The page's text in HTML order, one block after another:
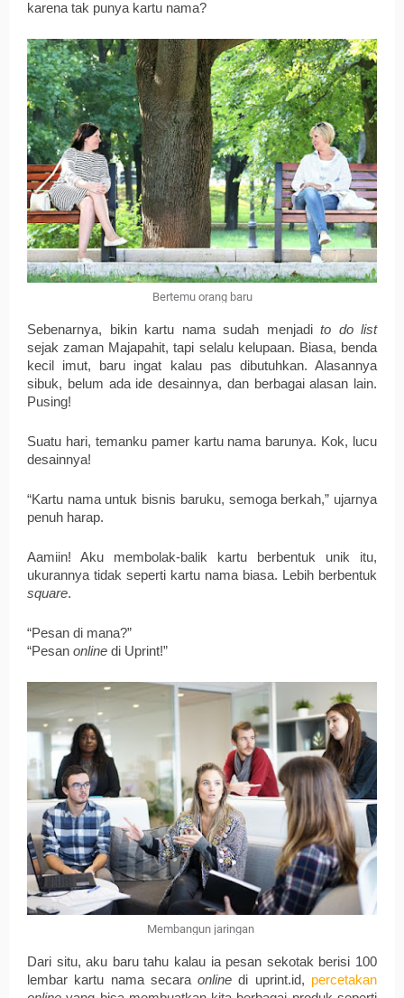
karena tak punya kartu nama?
Bertemu orang baru
Sebenarnya, bikin kartu nama sudah menjadi to do list
sejak zaman Majapahit, tapi selalu kelupaan. Biasa, benda
kecil imut, baru ingat kalau pas dibutuhkan. Alasannya
sibuk, belum ada ide desainnya, dan berbagai alasan lain.
Pusing!
Suatu hari, temanku pamer kartu nama barunya. Kok, lucu
desainnya!
“Kartu nama untuk bisnis baruku, semoga berkah,” ujarnya
penuh harap.
Aamiin! Aku membolak-balik kartu berbentuk unik itu,
square.
“Pesan di mana?”
“Pesan online di Uprint!”
Membangun jaringan
Dari situ, aku baru tahu kalau ia pesan sekotak berisi 100
lembar kartu nama secara online di uprint.id, percetakan